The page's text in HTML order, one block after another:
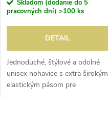
Skladom (dodanie do 5
pracovných dní) >100 ks
DETAIL
Jednoduché, štýlové a odolné
unisex nohavice s extra širokým
elastickým pásom pre
optimálne pohodlie.